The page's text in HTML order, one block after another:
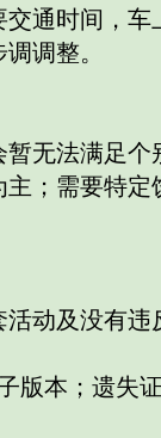
通时间，
调整。
无法满足
；需要特
动及没有
版本；遗失